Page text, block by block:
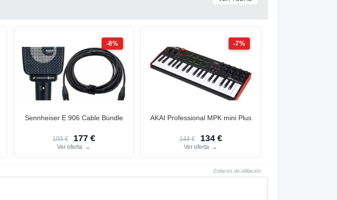
-8%
Sennheiser E 906 Cable Bundle
193 € 177 €
Ver oferta →
-7%
AKAI Professional MPK mini Plus
144 € 134 €
Ver oferta →
Enlaces de afiliación